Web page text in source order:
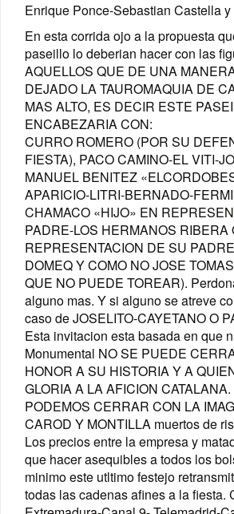
Enrique Ponce-Sebastian Castella
En esta corrida ojo a la propuesta
paseillo lo deberian hacer con las
AQUELLOS QUE DE UNA
DEJADO LA TAUROMAQUIA DE
MAS ALTO, ES DECIR ESTE
ENCABEZARIA CON:
CURRO ROMERO (POR SU
FIESTA), PACO CAMINO-EL VITI-
MANUEL BENITEZ
APARICIO-LITRI-BERNADO-
CHAMACO «HIJO» EN
PADRE-LOS HERMANOS RIBERA
REPRESENTACION DE SU
DOMEQ Y COMO NO JOSE
QUE NO PUEDE TOREAR).
alguno mas. Y si alguno se atreve
caso de JOSELITO-CAYETANO O
Esta invitacion esta basada en que
Monumental NO SE PUEDE
HONOR A SU HISTORIA Y A
GLORIA A LA AFICION
PODEMOS CERRAR CON LA
CAROD Y MONTILLA muertos de
Los precios entre la empresa y
que hacer asequibles a todos los
minimo este utltimo festejo
todas las cadenas afines a la fiesta.